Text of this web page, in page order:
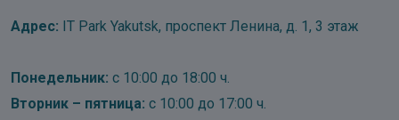
Адрес: IT Park Yakutsk, проспект Ленина, д. 1, 3 этаж
Понедельник: с 10:00 до 18:00 ч.
Вторник – пятница: с 10:00 до 17:00 ч.